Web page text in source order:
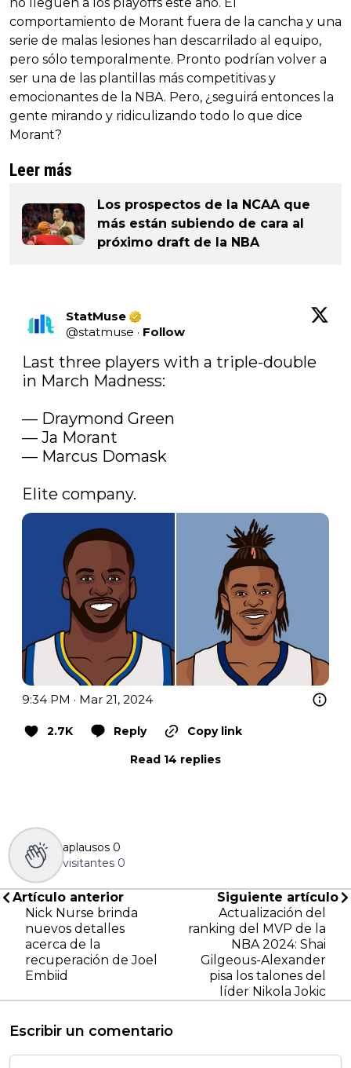
no lleguen a los playoffs este año. El
comportamiento de Morant fuera de la cancha y una
serie de malas lesiones han descarrilado al equipo,
pero sólo temporalmente. Pronto podrían volver a
ser una de las plantillas más competitivas y
emocionantes de la NBA. Pero, ¿seguirá entonces la
gente mirando y ridiculizando todo lo que dice
Morant?
Leer más
Los prospectos de la NCAA que
más están subiendo de cara al
próximo draft de la NBA
StatMuse
@statmuse · Follow
Last three players with a triple-double
in March Madness:
— Draymond Green
— Ja Morant
— Marcus Domask
Elite company.
9:34 PM · Mar 21, 2024
2.7K Reply
Copy link
Read 14 replies
aplausos 0
visitantes 0
Artículo anterior
Nick Nurse brinda
nuevos detalles
acerca de la
recuperación de Joel
Embiid
Siguiente artículo
Actualización del
ranking del MVP de la
NBA 2024: Shai
Gilgeous-Alexander
pisa los talones del
líder Nikola Jokic
Escribir un comentario